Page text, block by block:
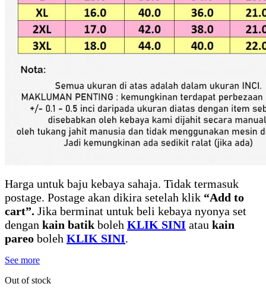
Harga untuk baju kebaya sahaja. Tidak termasuk
postage. Postage akan dikira setelah klik “Add to
cart”. Jika berminat untuk beli kebaya nyonya set
dengan kain batik boleh KLIK SINI atau kain
pareo boleh KLIK SINI.
See more
Out of stock